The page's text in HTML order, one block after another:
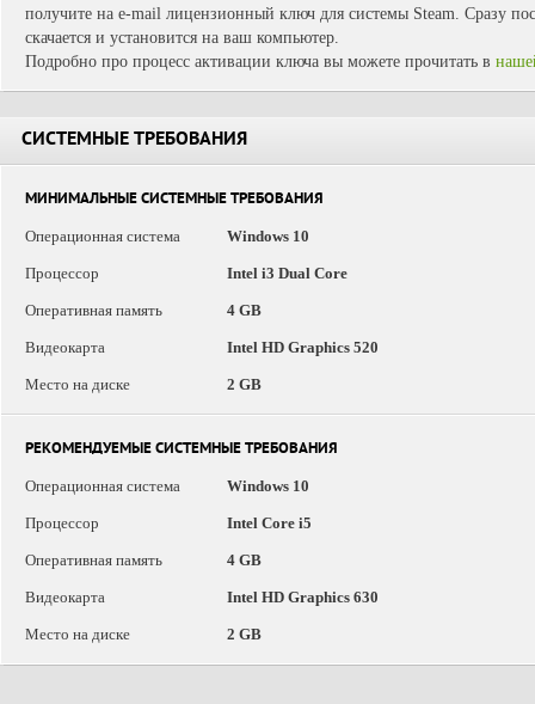
получите на e-mail лицензионный ключ для системы Steam. Сразу
скачается и установится на ваш компьютер.
Подробно про процесс активации ключа вы можете прочитать в
СИСТЕМНЫЕ ТРЕБОВАНИЯ
МИНИМАЛЬНЫЕ СИСТЕМНЫЕ ТРЕБОВАНИЯ
Операционная система
Windows 10
Процессор Intel i3 Dual Core
Оперативная память 4 GB
Видеокарта Intel HD Graphics 520
Место на диске 2 GB
РЕКОМЕНДУЕМЫЕ СИСТЕМНЫЕ ТРЕБОВАНИЯ
Операционная система
Windows 10
Процессор Intel Core i5
Оперативная память 4 GB
Видеокарта Intel HD Graphics 630
Место на диске 2 GB